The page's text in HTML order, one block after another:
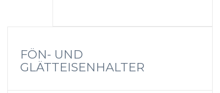
FÖN- UND
GLÄTTEISENHALTER